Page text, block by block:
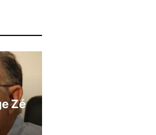
Zé